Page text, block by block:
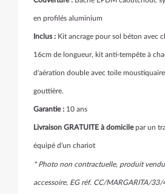
en profilés aluminium
Inclus : Kit ancrage pour sol béton avec
16cm de longueur, kit anti-tempête à
d'aération double avec toile
gouttière.
Garantie : 10 ans
Livraison GRATUITE à domicilepar un
équipé d'un chariot
* Photo non contractuelle, produit
accessoire, EG réf. CC/MARGARITA/33/